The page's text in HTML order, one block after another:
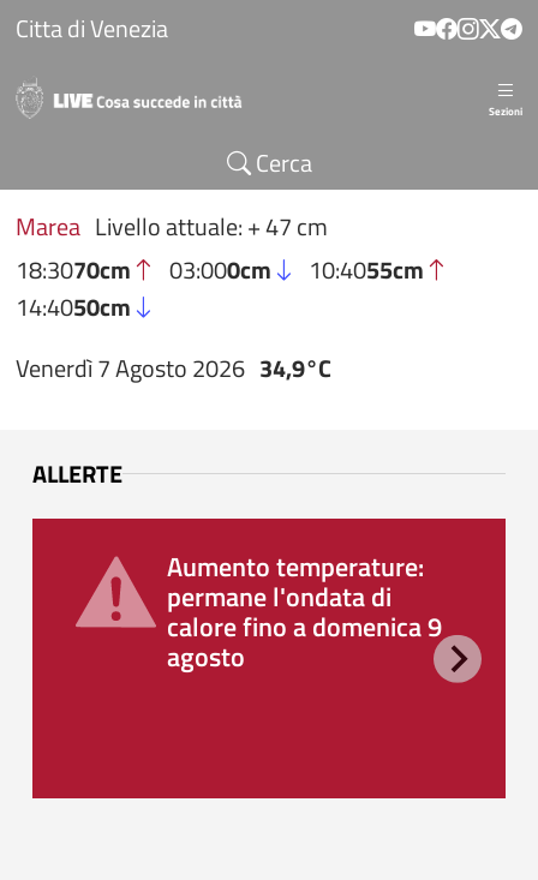
Salta al contenuto principale
Citta di Venezia
Sezioni
Cerca
Marea Livello attuale: + 47 cm
18:3070cm 03:000cm 10:4055cm
14:4050cm
Venerdì 7 Agosto 2026 34,9°C
ALLERTE
Aumento temperature:
permane l'ondata di
calore fino a domenica 9
agosto